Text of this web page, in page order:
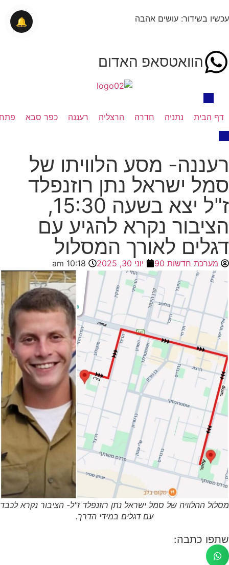
עכשיו בשידור: עושים אהבה
הוואטסאפ האדום
דף הבית נתניה חדרה הרצליה רעננה כפר סבא
רעננה- מסע הלוויתו של
סמל ישראל נתן רוזנפלד
ז"ל יצא בשעה 15:30,
הציבור נקרא להגיע עם
דגלים לאורך המסלול
מערכת חדשות 90 יוני 30, 2025 10:18 am
מסלול ההלוויה של סמל ישראל נתן רוזנפלד ז"ל- הציבור נקרא לכבד
עם דגלים במידי הדרך.
שתפו כתבה:
🔔